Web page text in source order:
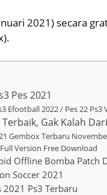
2021) secara
Pes 2021
Efootball 2022 / Pes 22 Ps3
Gak Kalah
Gembox Terbaru
Version Free Download
Offline Bomba Patch
Soccer 2021
2021 Ps3 Terbaru